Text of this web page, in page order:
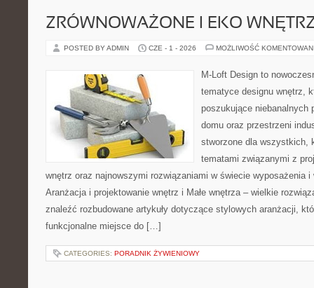
ZRÓWNOWAŻONE I EKO
POSTED BY ADMIN CZE - 1 - 2026 MOŻLIWOŚĆ
M-Loft Design to
tematyce designu wnętrz,
poszukujące niebanalnych
domu oraz przestrzeni
stworzone dla wszystkich,
tematami związanymi z
wnętrz oraz najnowszymi rozwiązaniami w świecie wyposażenia
Aranżacja i projektowanie wnętrz i Małe wnętrza – wielkie
znaleźć rozbudowane artykuły dotyczące stylowych aranżacji,
funkcjonalne miejsce do […]
CATEGORIES: PORADNIK ŻYWIENIOWY